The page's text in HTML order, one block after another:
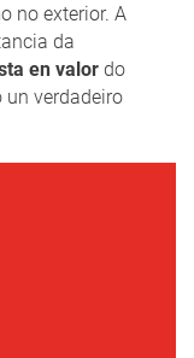
no exterior. A
da
en valor do
verdadeiro